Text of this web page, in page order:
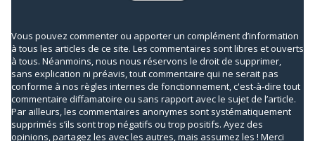
Vous pouvez commenter ou apporter un complément d’information
à tous les articles de ce site. Les commentaires sont libres et ouverts
à tous. Néanmoins, nous nous réservons le droit de supprimer,
sans explication ni préavis, tout commentaire qui ne serait pas
conforme à nos règles internes de fonctionnement, c'est-à-dire tout
commentaire diffamatoire ou sans rapport avec le sujet de l’article.
Par ailleurs, les commentaires anonymes sont systématiquement
supprimés s’ils sont trop négatifs ou trop positifs. Ayez des
opinions, partagez les avec les autres, mais assumez les ! Merci